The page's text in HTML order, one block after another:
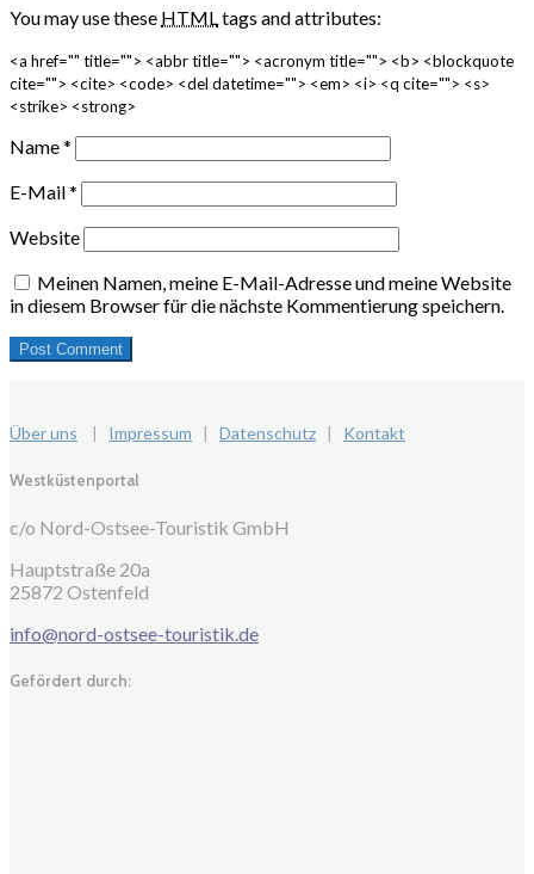
You may use these HTMLtags and attributes:
<a href="" title=""> <abbr title=""> <acronym title=""> <b> <blockquote
cite=""> <cite> <code> <del datetime=""> <em> <i> <q cite=""> <s>
<strike> <strong>
Name*
E-Mail*
Website
Meinen Namen, meine E-Mail-Adresse und meine Website
in diesem Browser für die nächste Kommentierung speichern.
Über uns | Impressum | Datenschutz | Kontakt
Westküstenportal
c/o Nord-Ostsee-Touristik GmbH
Hauptstraße 20a
25872 Ostenfeld
info@nord-ostsee-touristik.de
Gefördert durch: